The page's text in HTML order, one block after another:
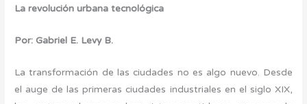
La revolución urbana tecnológica
Por: Gabriel E. Levy B.
La transformación de las ciudades no es algo nuevo. Desde
el auge de las primeras ciudades industriales en el siglo XIX,